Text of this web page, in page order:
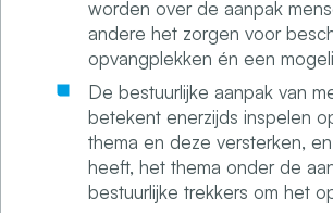
worden over de aanpak
andere het zorgen voor
opvangplekken én een
De bestuurlijke aanpak van
betekent enerzijds inspelen
thema en deze versterken,
heeft, het thema onder de
bestuurlijke trekkers om het